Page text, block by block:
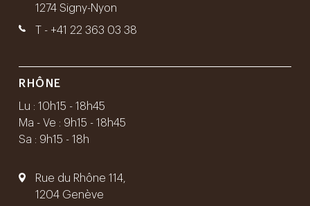
1274 Signy-Nyon
T - +41 22 363 03 38
RHÔNE
Lu : 10h15 - 18h45
Ma - Ve : 9h15 - 18h45
Sa : 9h15 - 18h
Rue du Rhône 114,
1204 Genève